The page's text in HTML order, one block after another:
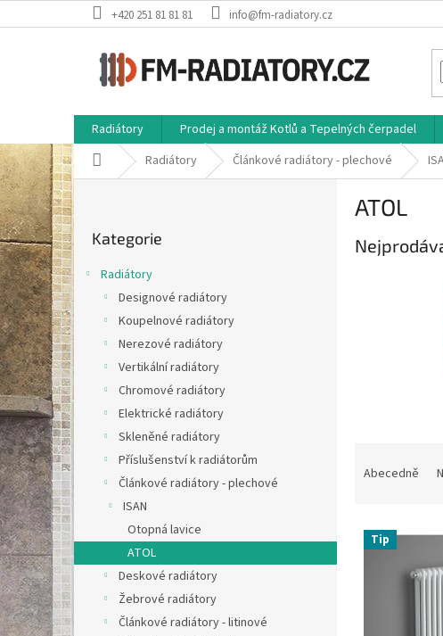
na
+420 251 81 81 81 info@fm-radiatory.cz
Radiátory Prodej a montáž Kotlů a Tepelných čerpadel
Domů Radiátory Článkové radiátory - plechové
s
t
a
n
n
í
n
kategorie
Kategorie
Radiátory
Designové radiátory
Koupelnové radiátory
Nerezové radiátory
Vertikální radiátory
Chromové radiátory
Elektrické radiátory
Skleněné radiátory
Příslušenství k radiátorům
Článkové radiátory - plechové
ISAN
Otopná lavice
ATOL
Deskové radiátory
Žebrové radiátory
Článkové radiátory - litinové
ATOL
n
Abecedně
V Tip